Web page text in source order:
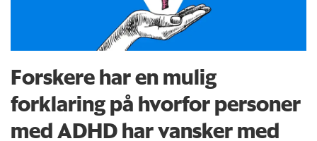
Forskere har en mulig
forklaring på hvorfor personer
med ADHD har vansker med